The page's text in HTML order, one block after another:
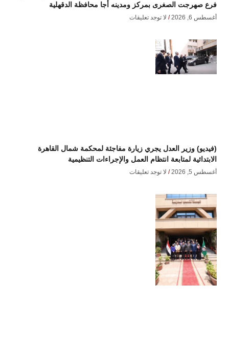
فرع صهرجت الصغرى بمركز ومدينه أجا محافظة الدقهلية
أغسطس 6, 2026 لا توجد تعليقات
(فيديو) وزير العدل يجري زيارة مفاجئة لمحكمة شمال القاهرة
الابتدائية لمتابعة انتظام العمل والإجراءات التنظيمية
أغسطس 5, 2026 لا توجد تعليقات